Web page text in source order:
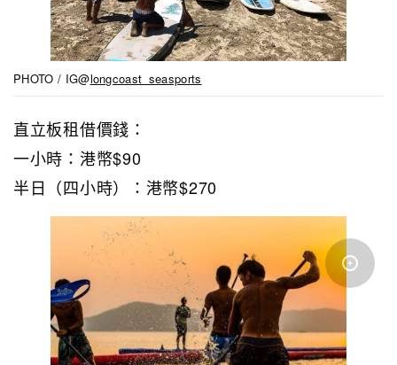
PHOTO / IG@longcoast_seasports
直立板租借價錢：
一小時：港幣$90
半日（四小時）：港幣$270